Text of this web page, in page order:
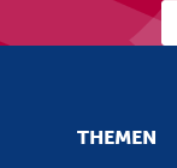
THEMEN